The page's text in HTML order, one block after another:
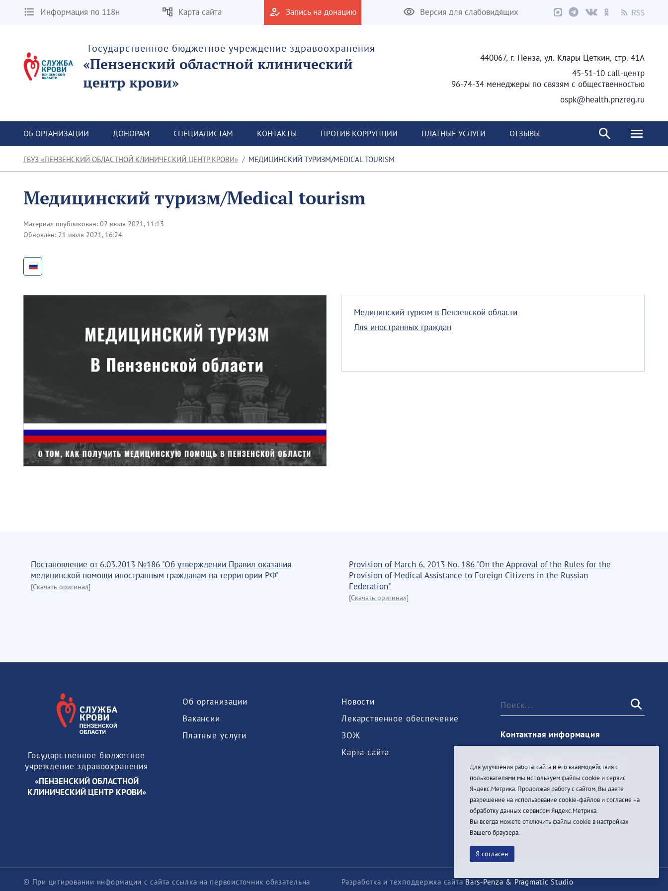
Информация по 118н Карта сайта Запись на донацию Версия для слабовидящих
Государственное бюджетное учреждение здравоохранения
«Пензенский областной клинический
центр крови»
440067, г. Пенза, ул. Клары Цеткин, стр. 41А
45-51-10 call-центр
96-74-34 менеджеры по связям с общественностью
ospk@health.pnzreg.ru
ОБ ОРГАНИЗАЦИИ ДОНОРАМ СПЕЦИАЛИСТАМ КОНТАКТЫ ПРОТИВ КОРРУПЦИИ ПЛАТНЫЕ УСЛУГИ ОТЗЫВЫ
ГБУЗ «ПЕНЗЕНСКИЙ ОБЛАСТНОЙ КЛИНИЧЕСКИЙ ЦЕНТР КРОВИ» МЕДИЦИНСКИЙ ТУРИЗМ/MEDICAL TOURISM
Медицинский туризм/Medical tourism
Материал опубликован: 02 июля 2021, 11:13
Обновлён: 21 июля 2021, 16:24
Медицинский туризм в Пензенской области
Для иностранных граждан
Постановление от 6.03.2013 №186 "Об утверждении Правил оказания
медицинской помощи иностранным гражданам на территории РФ"
[Скачать оригинал]
Provision of March 6, 2013 No. 186 "On the Approval of the Rules for the
Provision of Medical Assistance to Foreign Citizens in the Russian
Federation"
[Скачать оригинал]
Государственное бюджетное
учреждение здравоохранения
«ПЕНЗЕНСКИЙ ОБЛАСТНОЙ
КЛИНИЧЕСКИЙ ЦЕНТР КРОВИ»
Об организации
Вакансии
Платные услуги
Новости
Лекарственное обеспечение
ЗОЖ
Карта сайта
Контактная информация
Войти
© При цитировании информации с сайта ссылка на первоисточник обязательна Разработка и техподдержка сайта Bars-Penza & Pragmatic Studio
Для улучшения работы сайта и его взаимодействия с
пользователями мы используем файлы cookie и сервис
Яндекс.Метрика. Продолжая работу с сайтом, Вы даете
разрешение на использование cookie-файлов и согласие на
обработку данных сервисом Яндекс.Метрика.
Вы всегда можете отключить файлы cookie в настройках
Вашего браузера.
Я согласен